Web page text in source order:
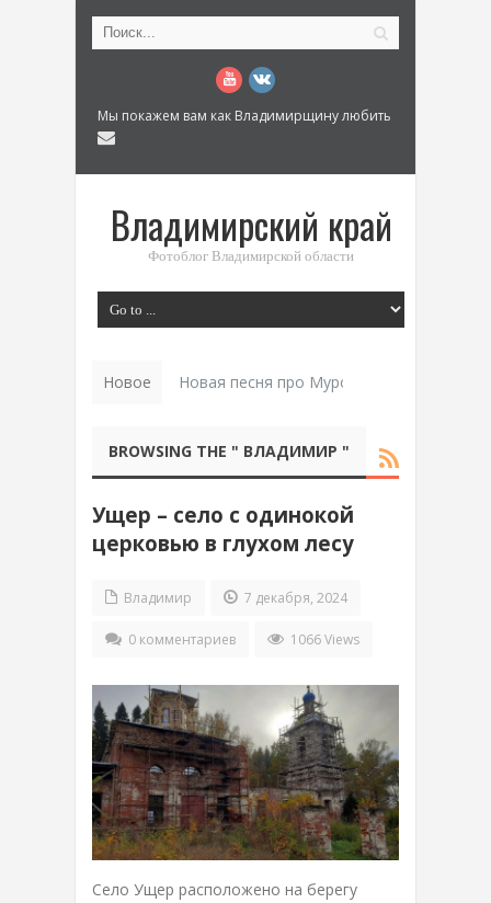
Мы покажем вам как Владимирщину любить
Владимирский край
Фотоблог Владимирской области
Новое Новая песня про Муром: «Былинный
BROWSING THE " ВЛАДИМИР "
Ущер – село с одинокой
церковью в глухом лесу
Владимир 7 декабря, 2024
0 комментариев 1066 Views
Село Ущер расположено на берегу